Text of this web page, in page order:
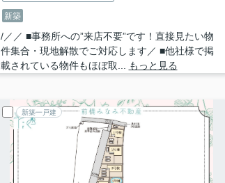
新築
/／／ ■事務所への”来店不要”です！直接見たい物
件集合・現地解散でご対応します／ ■他社様で掲
載されている物件もほぼ取...
もっと見る
新築一戸建